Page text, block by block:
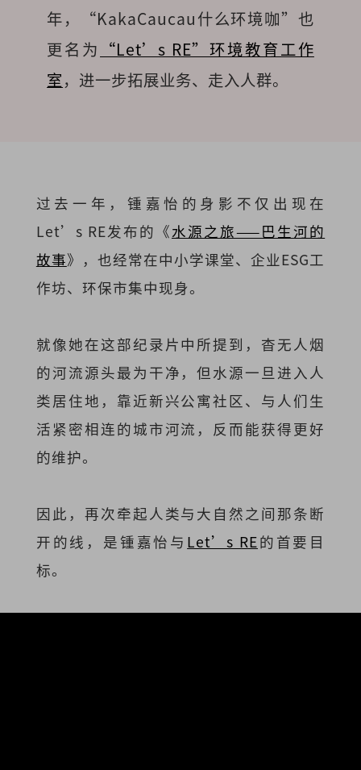
年，“KakaCaucau什么环境咖”也
更名为 “Let’s RE”环境教育工作
室，进一步拓展业务、走入人群。
过去一年，锺嘉怡的身影不仅出现在
Let’s RE发布的《水源之旅——巴生河的
故事》，也经常在中小学课堂、企业ESG工
作坊、环保市集中现身。
就像她在这部纪录片中所提到，杳无人烟
的河流源头最为干净，但水源一旦进入人
类居住地，靠近新兴公寓社区、与人们生
活紧密相连的城市河流，反而能获得更好
的维护。
因此，再次牵起人类与大自然之间那条断
开的线，是锺嘉怡与 Let’s RE的首要目
标。